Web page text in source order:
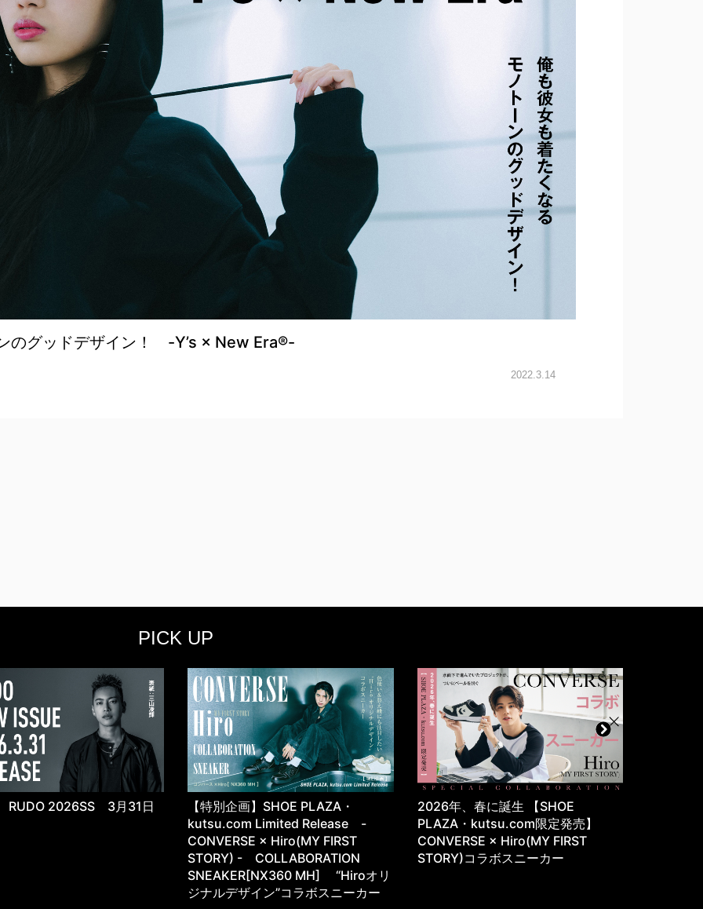
のグッドデザイン！ -Y’s × New Era®-
2022.3.14
PICK UP
RUDO 2026SS 3月31日
【特別企画】SHOE PLAZA・
kutsu.com Limited Release -
CONVERSE × Hiro(MY FIRST
STORY) - COLLABORATION
SNEAKER[NX360 MH] “Hiroオリ
ジナルデザイン”コラボスニーカー
2026年、春に誕生 【SHOE
PLAZA・kutsu.com限定発売】
CONVERSE × Hiro(MY FIRST
STORY)コラボスニーカー